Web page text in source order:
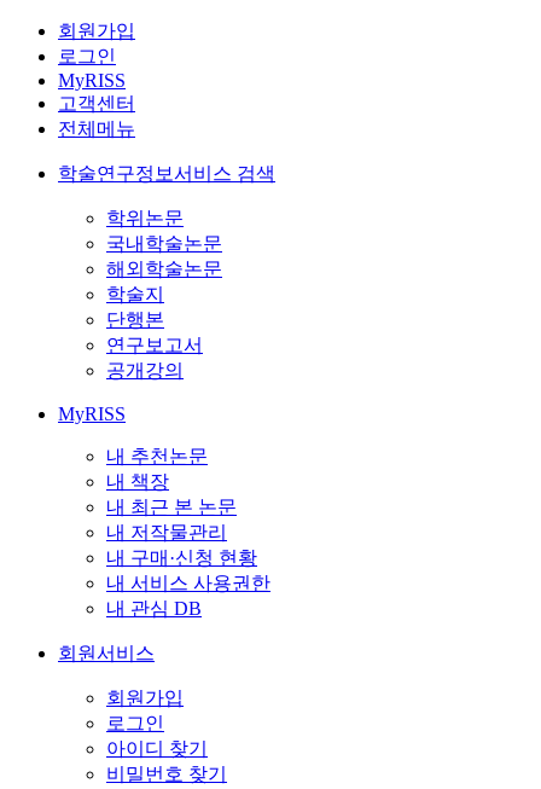
회원가입
로그인
MyRISS
고객센터
전체메뉴
학술연구정보서비스 검색
학위논문
국내학술논문
해외학술논문
학술지
단행본
연구보고서
공개강의
MyRISS
내 추천논문
내 책장
내 최근 본 논문
내 저작물관리
내 구매·신청 현황
내 서비스 사용권한
내 관심 DB
회원서비스
회원가입
로그인
아이디 찾기
비밀번호 찾기